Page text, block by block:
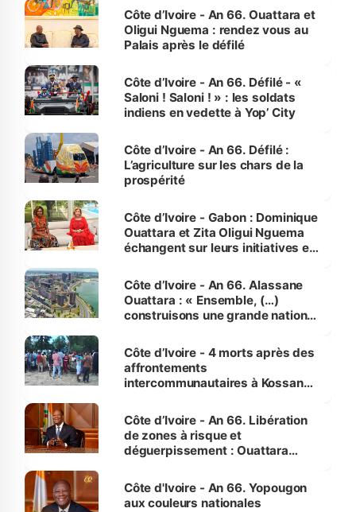
Côte d’Ivoire - An 66. Ouattara et
Oligui Nguema : rendez vous au
Palais après le défilé
Côte d’Ivoire - An 66. Défilé - «
Saloni ! Saloni ! » : les soldats
indiens en vedette à Yop’ City
Côte d’Ivoire - An 66. Défilé :
L’agriculture sur les chars de la
prospérité
Côte d’Ivoire - Gabon : Dominique
Ouattara et Zita Oligui Nguema
échangent sur leurs initiatives en
enfants
Côte d’Ivoire - An 66. Alassane
Ouattara : « Ensemble, (…)
construisons une grande nation
générations futures »
Côte d’Ivoire - 4 morts après des
affrontements
intercommunautaires à Kossandji
milieu des sinistrés
Côte d’Ivoire - An 66. Libération
de zones à risque et
déguerpissement : Ouattara
l'Etat de droit pour préserver les
vies humaines »
Côte d'Ivoire - An 66. Yopougon
aux couleurs nationales